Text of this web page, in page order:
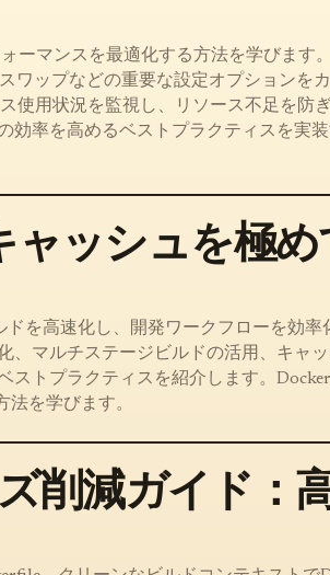
ーマンスを最適化する方法を学びます
ワップなどの重要な設定オプションを
使用状況を監視し、リソース不足を防
効率を高めるベストプラクティスを実
ッシュを極
を高速化し、開発ワークフローを効率
、マルチステージビルドの活用、キャッ
ストプラクティスを紹介します。
を学びます。
削減ガイド：